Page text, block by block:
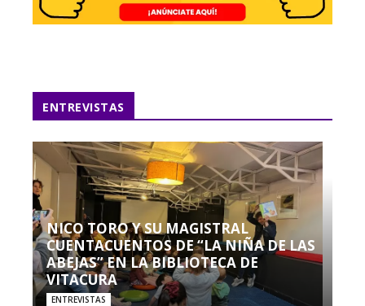
ENTREVISTAS
NICO TORO Y SU MAGISTRAL
CUENTACUENTOS DE “LA NIÑA DE LAS
ABEJAS” EN LA BIBLIOTECA DE
VITACURA
ENTREVISTAS